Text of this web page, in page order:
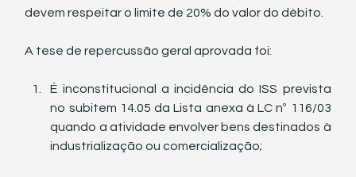
devem respeitar o limite de 20% do valor do débito.
A tese de repercussão geral aprovada foi:
É inconstitucional a incidência do ISS prevista
no subitem 14.05 da Lista anexa à LC nº 116/03
quando a atividade envolver bens destinados à
industrialização ou comercialização;